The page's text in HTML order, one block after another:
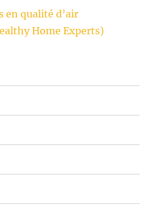
en qualité d’air
Home Experts)